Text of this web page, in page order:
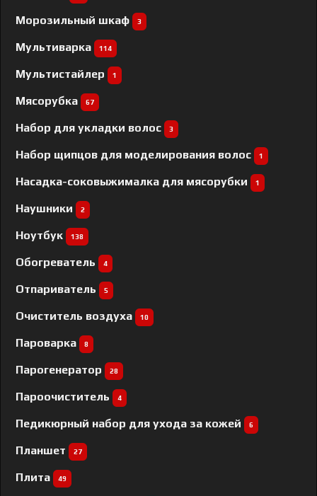
Морозильный шкаф 3
Мультиварка 114
Мультистайлер 1
Мясорубка 67
Набор для укладки волос 3
Набор щипцов для моделирования волос 1
Насадка-соковыжималка для мясорубки 1
Наушники 2
Ноутбук 138
Обогреватель 4
Отпариватель 5
Очиститель воздуха 10
Пароварка 8
Парогенератор 28
Пароочиститель 4
Педикюрный набор для ухода за кожей 6
Планшет 27
Плита 49